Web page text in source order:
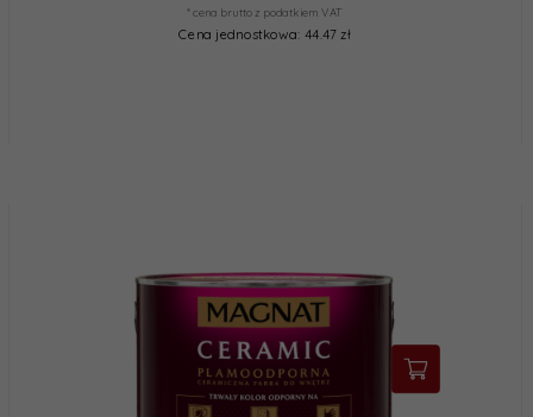
* cena brutto z podatkiem VAT
Cena jednostkowa: 44.47 zł